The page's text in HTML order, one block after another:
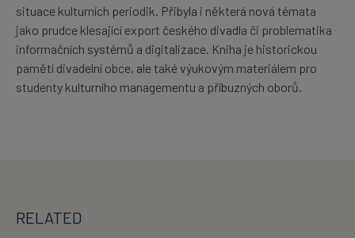
situace kulturních periodik. Přibyla i některá nová témata
jako prudce klesající export českého divadla či problematika
informačních systémů a digitalizace. Kniha je historickou
pamětí divadelní obce, ale také výukovým materiálem pro
studenty kulturního managementu a příbuzných oborů.
RELATED